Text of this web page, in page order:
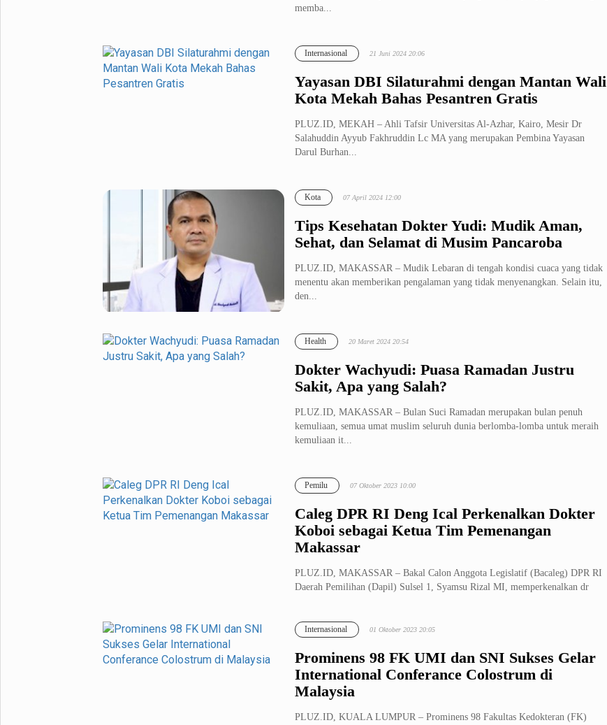
memba...
Yayasan DBI Silaturahmi dengan Mantan Wali
Kota Mekah Bahas Pesantren Gratis
Internasional 21 Juni 2024 20:06
PLUZ.ID, MEKAH – Ahli Tafsir Universitas Al-Azhar, Kairo, Mesir Dr
Salahuddin Ayyub Fakhruddin Lc MA yang merupakan Pembina Yayasan
Darul Burhan...
Tips Kesehatan Dokter Yudi: Mudik Aman,
Sehat, dan Selamat di Musim Pancaroba
Kota 07 April 2024 12:00
PLUZ.ID, MAKASSAR – Mudik Lebaran di tengah kondisi cuaca yang tidak
menentu akan memberikan pengalaman yang tidak menyenangkan. Selain itu,
den...
Dokter Wachyudi: Puasa Ramadan Justru
Sakit, Apa yang Salah?
Health 20 Maret 2024 20:54
PLUZ.ID, MAKASSAR – Bulan Suci Ramadan merupakan bulan penuh
kemuliaan, semua umat muslim seluruh dunia berlomba-lomba untuk meraih
kemuliaan it...
Caleg DPR RI Deng Ical Perkenalkan Dokter
Koboi sebagai Ketua Tim Pemenangan
Makassar
Pemilu 07 Oktober 2023 10:00
PLUZ.ID, MAKASSAR – Bakal Calon Anggota Legislatif (Bacaleg) DPR RI
Daerah Pemilihan (Dapil) Sulsel 1, Syamsu Rizal MI, memperkenalkan dr
Prominens 98 FK UMI dan SNI Sukses Gelar
International Conferance Colostrum di
Malaysia
Internasional 01 Oktober 2023 20:05
PLUZ.ID, KUALA LUMPUR – Prominens 98 Fakultas Kedokteran (FK)